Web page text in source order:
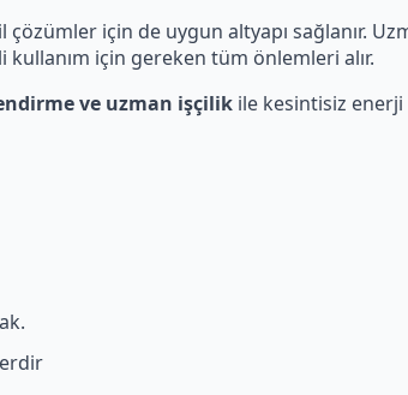
çözümler için de uygun altyapı sağlanır.
için gereken tüm önlemleri alır.
ve uzman işçilik ile kesintisiz enerji